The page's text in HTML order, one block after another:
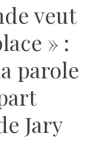
veut
» :
parole
Jary